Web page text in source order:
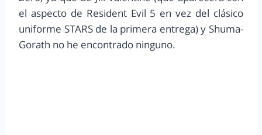
el aspecto de Resident Evil 5 en vez del clásico
uniforme STARS de la primera entrega) y Shuma-
Gorath no he encontrado ninguno.